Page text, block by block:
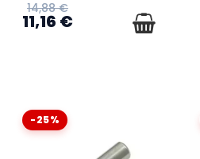
14,88 €
11,16 €
-25%